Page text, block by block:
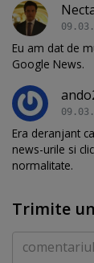
Eu am dat de
Google News.
Era deranjant
news-urile si
normalitate.
Trimite
Comentariu